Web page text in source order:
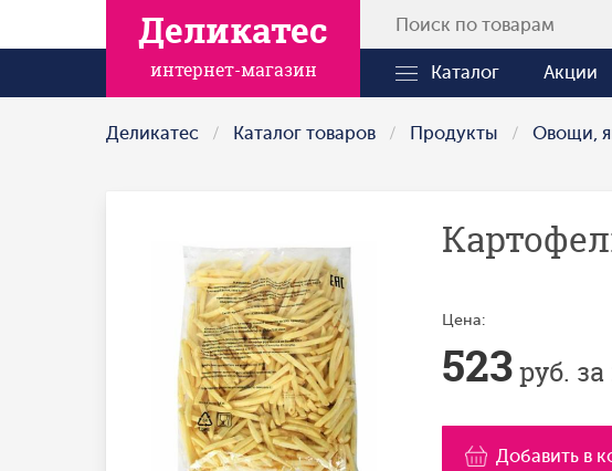
Деликатес
интернет-магазин Каталог Акции
Деликатес Каталог товаров Продукты Овощи,
Цена:
523руб.
Добавить в